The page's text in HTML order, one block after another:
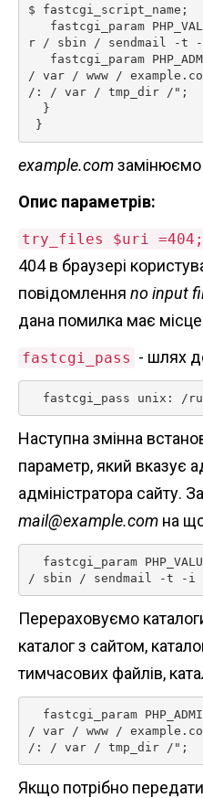
$ fastcgi_script_name;
r / sbin / sendmail -t -i
/ var / www /
/: / var / tmp_dir /";
}
example.comзамінюємо
Опис параметрів:
try_files $uri =404;
404 в браузері
повідомлення no input
дана помилка має
fastcgi_pass - шлях
fastcgi_pass unix: /
Наступна змінна
параметр, який вказує
адміністратора сайту.
mail@example.com на
/ sbin / sendmail -t -i -
Перераховуємо
каталог з сайтом,
тимчасових файлів,
/ var / www /
/: / var / tmp_dir /";
Якщо потрібно